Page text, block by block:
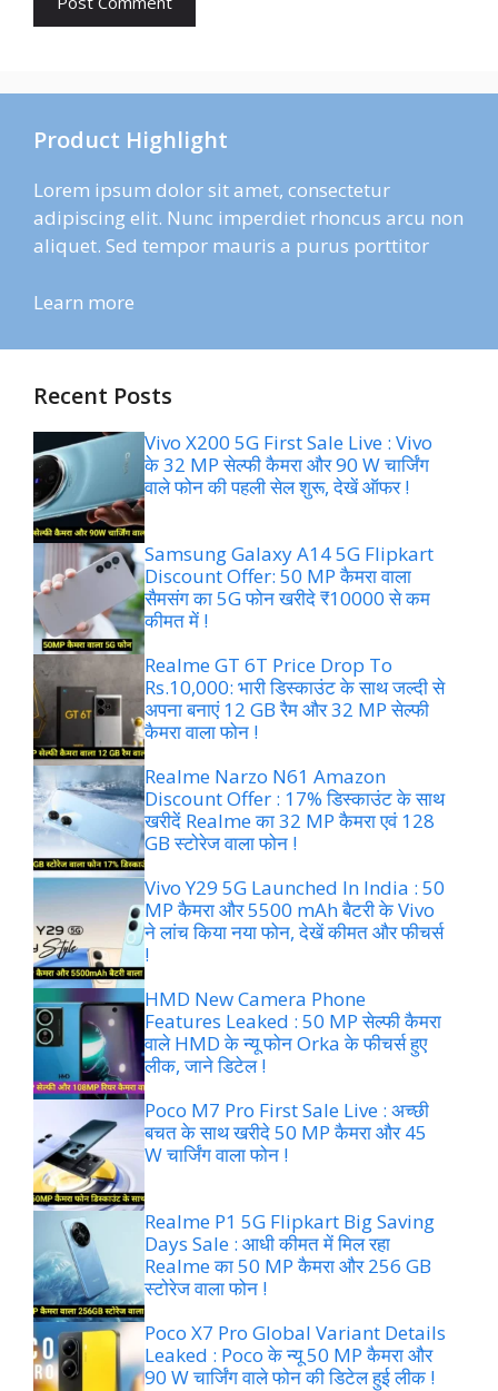
Product Highlight
Lorem ipsum dolor sit amet, consectetur
adipiscing elit. Nunc imperdiet rhoncus arcu non
aliquet. Sed tempor mauris a purus porttitor
Learn more
Recent Posts
Vivo X200 5G First Sale Live : Vivo
के 32 MP सेल्फी कैमरा और 90 W चार्जिंग
वाले फोन की पहली सेल शुरू, देखें ऑफर !
Samsung Galaxy A14 5G Flipkart
Discount Offer: 50 MP कैमरा वाला
सैमसंग का 5G फोन खरीदे ₹10000 से कम
कीमत में !
Realme GT 6T Price Drop To
Rs.10,000: भारी डिस्काउंट के साथ जल्दी से
अपना बनाएं 12 GB रैम और 32 MP सेल्फी
कैमरा वाला फोन !
Realme Narzo N61 Amazon
Discount Offer : 17% डिस्काउंट के साथ
खरीदें Realme का 32 MP कैमरा एवं 128
GB स्टोरेज वाला फोन !
Vivo Y29 5G Launched In India : 50
MP कैमरा और 5500 mAh बैटरी के Vivo
ने लांच किया नया फोन, देखें कीमत और फीचर्स
!
HMD New Camera Phone
Features Leaked : 50 MP सेल्फी कैमरा
वाले HMD के न्यू फोन Orka के फीचर्स हुए
लीक, जाने डिटेल !
Poco M7 Pro First Sale Live : अच्छी
बचत के साथ खरीदे 50 MP कैमरा और 45
W चार्जिंग वाला फोन !
Realme P1 5G Flipkart Big Saving
Days Sale : आधी कीमत में मिल रहा
Realme का 50 MP कैमरा और 256 GB
स्टोरेज वाला फोन !
Poco X7 Pro Global Variant Details
Leaked : Poco के न्यू 50 MP कैमरा और
90 W चार्जिंग वाले फोन की डिटेल हुई लीक !